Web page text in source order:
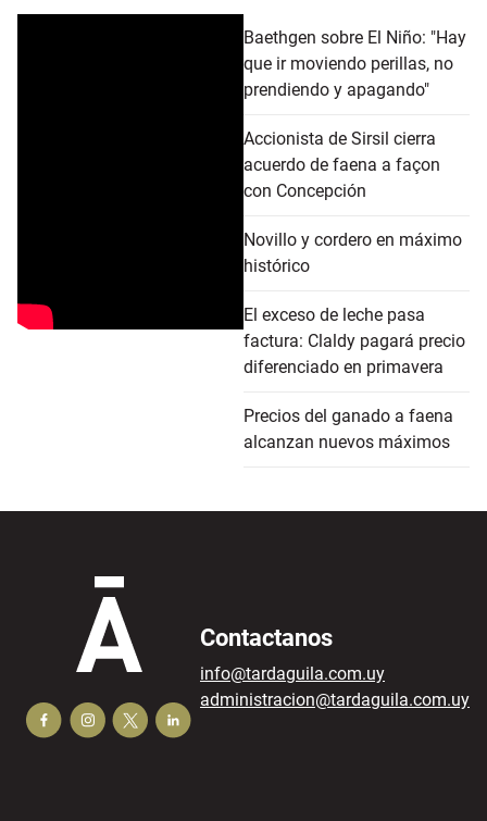
Baethgen sobre El Niño: "Hay
que ir moviendo perillas, no
prendiendo y apagando"
Accionista de Sirsil cierra
acuerdo de faena a façon
con Concepción
Novillo y cordero en máximo
histórico
El exceso de leche pasa
factura: Claldy pagará precio
diferenciado en primavera
Precios del ganado a faena
alcanzan nuevos máximos
Contactanos
info@tardaguila.com.uy
administracion@tardaguila.com.uy